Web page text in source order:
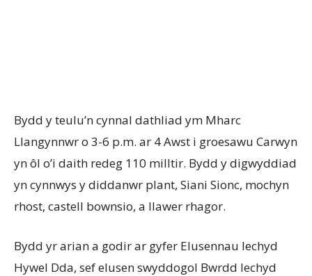
Bydd y teulu’n cynnal dathliad ym Mharc
Llangynnwr o 3-6 p.m. ar 4 Awst i groesawu Carwyn
yn ôl o’i daith redeg 110 milltir. Bydd y digwyddiad
yn cynnwys y diddanwr plant, Siani Sionc, mochyn
rhost, castell bownsio, a llawer rhagor.
Bydd yr arian a godir ar gyfer Elusennau Iechyd
Hywel Dda, sef elusen swyddogol Bwrdd Iechyd